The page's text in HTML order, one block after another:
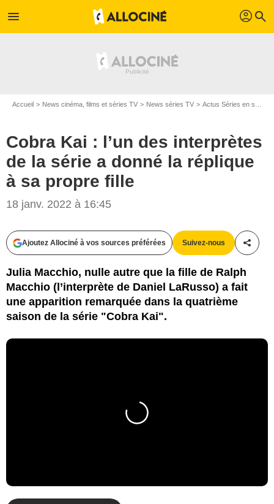
menu profil search
Accueil News cinéma, films et séries TV News séries TV Actus Séries en streaming
Cobra Kai : l’un des interprètes
de la série a donné la réplique
à sa propre fille
18 janv. 2022 à 16:45
Ajoutez Allociné à vos sources préférées Suivez-nous
Julia Macchio, nulle autre que la fille de Ralph
Macchio (l’interprète de Daniel LaRusso) a fait
une apparition remarquée dans la quatrième
saison de la série "Cobra Kai".